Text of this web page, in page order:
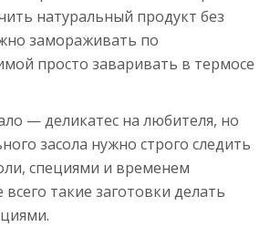
натуральный продукт без
замораживать по
просто заваривать в термосе
— деликатес на любителя, но
засола нужно строго следить
специями и временем
такие заготовки делать